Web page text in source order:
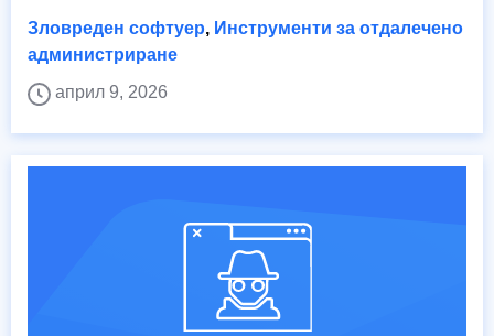
Зловреден софтуер, Инструменти за отдалечено
администриране
април 9, 2026